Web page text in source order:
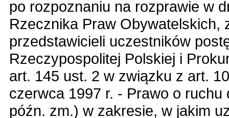
po rozpoznaniu na rozprawie w
Rzecznika Praw Obywatelskich,
przedstawicieli uczestników
Rzeczypospolitej Polskiej i
art. 145 ust. 2 w związku z art.
czerwca 1997 r. - Prawo o ruchu
późn. zm.) w zakresie, w jakim